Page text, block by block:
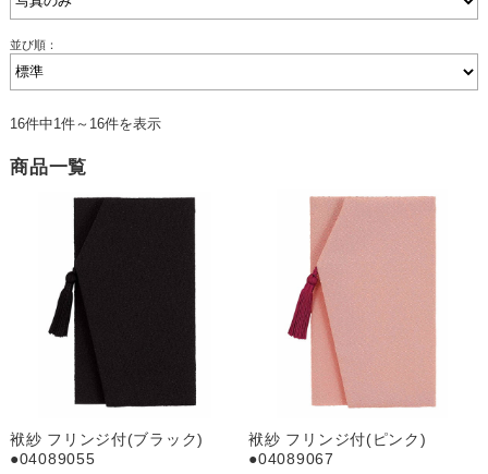
並び順：
16件中1件～16件を表示
商品一覧
袱紗 フリンジ付(ブラック)
●04089055
袱紗 フリンジ付(ピンク)
●04089067